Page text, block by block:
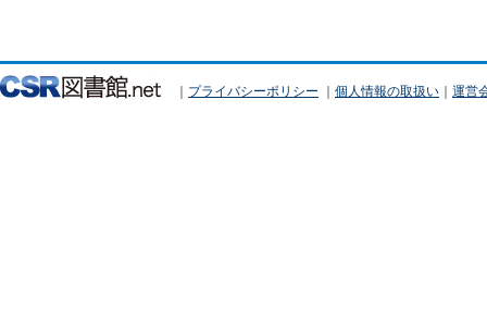
｜ プライバシーポリシー ｜ 個人情報の取扱い ｜ 運営